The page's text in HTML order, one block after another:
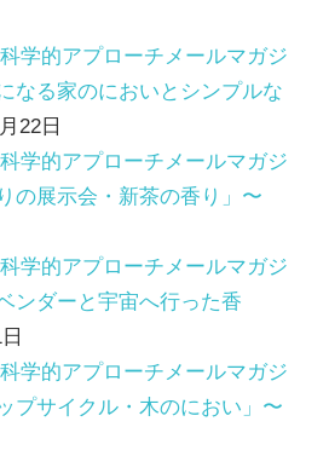
学的アプローチメールマガジ
なる家のにおいとシンプルな
22日
学的アプローチメールマガジ
の展示会・新茶の香り」〜
学的アプローチメールマガジ
ンダーと宇宙へ行った香
学的アプローチメールマガジ
プサイクル・木のにおい」〜